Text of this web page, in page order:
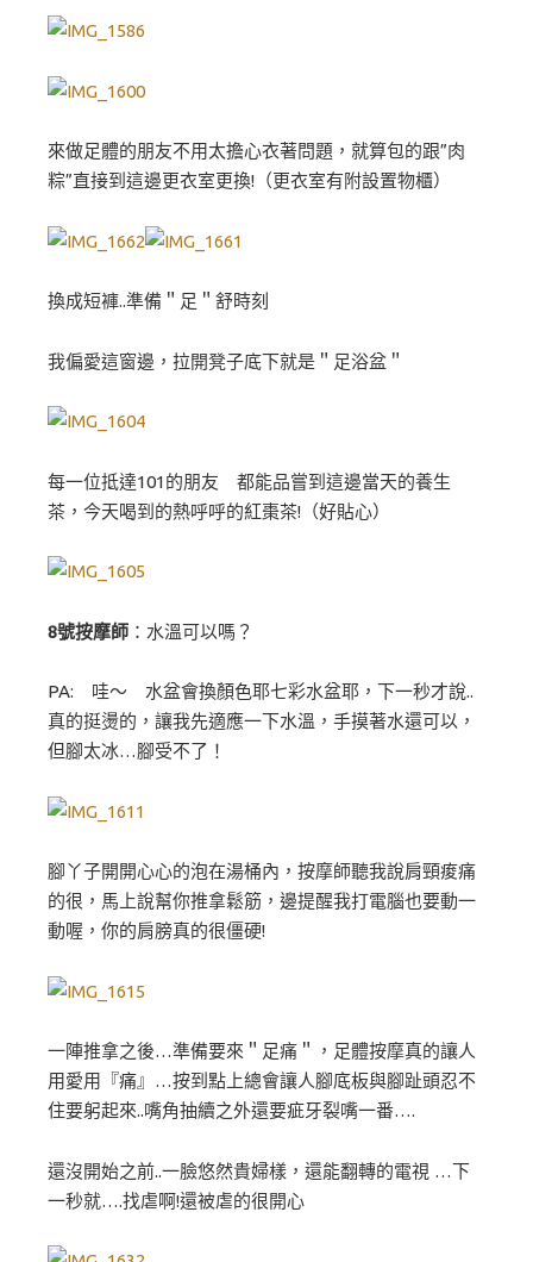
來做足體的朋友不用太擔心衣著問題，就算包的跟”肉
粽”直接到這邊更衣室更換!（更衣室有附設置物櫃）
換成短褲..準備＂足＂舒時刻
我偏愛這窗邊，拉開凳子底下就是＂足浴盆＂
每一位抵達101的朋友 都能品嘗到這邊當天的養生
茶，今天喝到的熱呼呼的紅棗茶!（好貼心）
8號按摩師 ：水溫可以嗎？
PA: 哇～ 水盆會換顏色耶七彩水盆耶，下一秒才說..
真的挺燙的，讓我先適應一下水溫，手摸著水還可以，
但腳太冰…腳受不了！
腳丫子開開心心的泡在湯桶內，按摩師聽我說肩頸痠痛
的很，馬上說幫你推拿鬆筋，邊提醒我打電腦也要動一
動喔，你的肩膀真的很僵硬!
一陣推拿之後…準備要來＂足痛＂，足體按摩真的讓人
用愛用『痛』…按到點上總會讓人腳底板與腳趾頭忍不
住要躬起來..嘴角抽續之外還要疵牙裂嘴一番….
還沒開始之前..一臉悠然貴婦樣，還能翻轉的電視 …下
一秒就….找虐啊!還被虐的很開心